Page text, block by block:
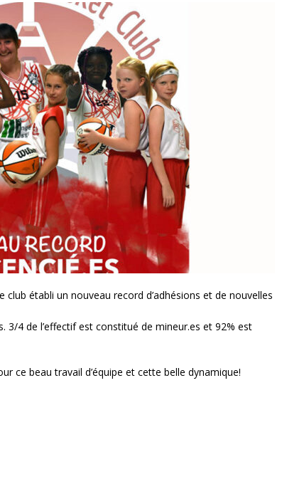
établi un nouveau record d’adhésions et de nouvelles
3/4 de l’effectif est constitué de mineur.es et 92% est
ce beau travail d’équipe et cette belle dynamique!